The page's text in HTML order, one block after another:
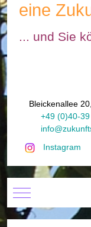
eine
... und Sie
Bleickenallee
+49 (0)40-
Instagram
Mobile Menu